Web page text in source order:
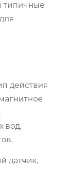
типичные
действия
вод,
датчик,